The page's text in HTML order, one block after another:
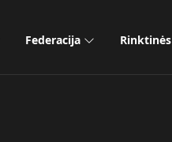
Federacija Rinktinės